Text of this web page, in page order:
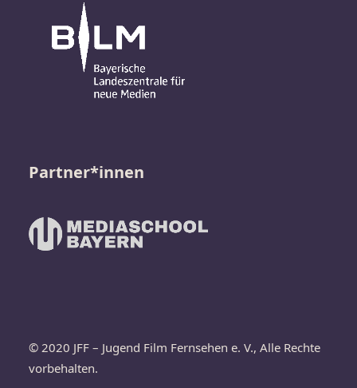
Partner*innen
© 2020 JFF – Jugend Film Fernsehen e. V., Alle Rechte
vorbehalten.